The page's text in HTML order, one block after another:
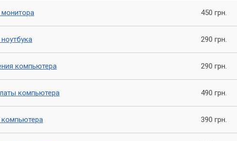
«Компьютерный Мастер»
не стоит рисковать и пытаться самостоятельно ремонтировать
450 грн.
290 грн.
компьютера 290 грн.
компьютера 490 грн.
компьютера 390 грн.